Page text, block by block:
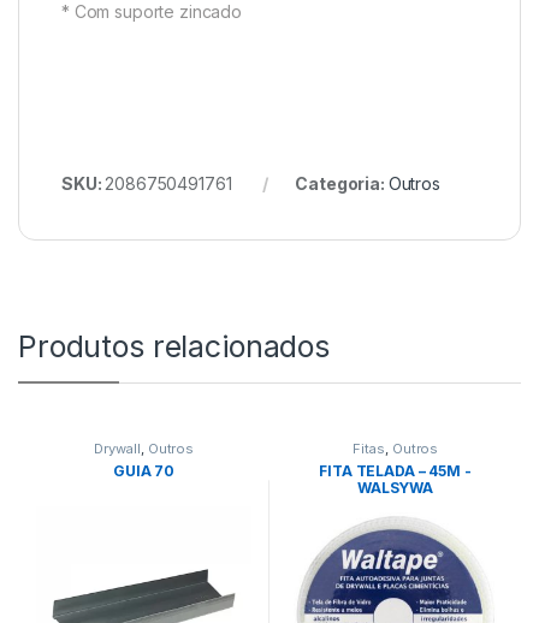
* Com suporte zincado
SKU: 2086750491761 Categoria: Outros
Produtos relacionados
Drywall, Outros
GUIA 70
Fitas, Outros
FITA TELADA – 45M -
WALSYWA